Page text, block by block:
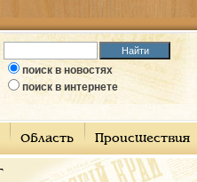
поиск в новостях
поиск в интернете
Область Происшествия